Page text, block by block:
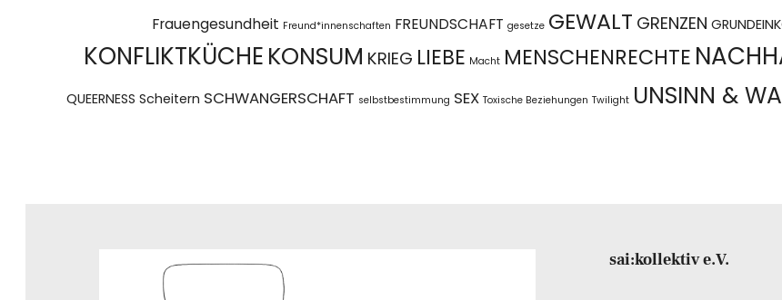
Frauengesundheit Freund*innenschaften FREUNDSCHAFT gesetze GEWALT GRENZEN
KONFLIKTKÜCHEKONSUM KRIEG LIEBE Macht MENSCHENRECHTE
QUEERNESS Scheitern SCHWANGERSCHAFT selbstbestimmung SEX Toxische Beziehungen Twilight UNSINN &
sai:kollektiv e.V.